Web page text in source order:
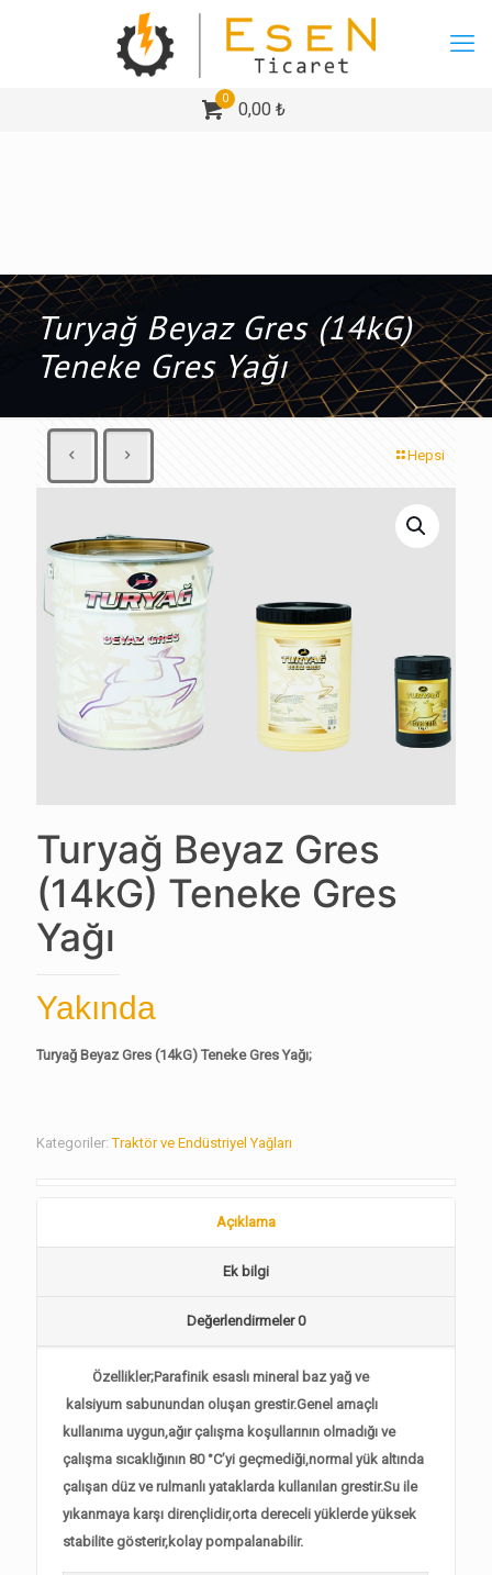
0
0,00 ₺
Turyağ Beyaz Gres (14kG)
Teneke Gres Yağı
Hepsi
Turyağ Beyaz Gres
(14kG) Teneke Gres
Yağı
Yakında
Turyağ Beyaz Gres (14kG) Teneke Gres Yağı;
Kategoriler:Traktör ve Endüstriyel Yağları
Açıklama
Ek bilgi
Değerlendirmeler0
Özellikler;Parafinik esaslı mineral baz yağ ve
kalsiyum sabunundan oluşan grestir.Genel amaçlı
kullanıma uygun,ağır çalışma koşullarının olmadığı ve
çalışma sıcaklığının 80 °C’yi geçmediği,normal yük altında
çalışan düz ve rulmanlı yataklarda kullanılan grestir.Su ile
yıkanmaya karşı dirençlidir,orta dereceli yüklerde yüksek
stabilite gösterir,kolay pompalanabilir.